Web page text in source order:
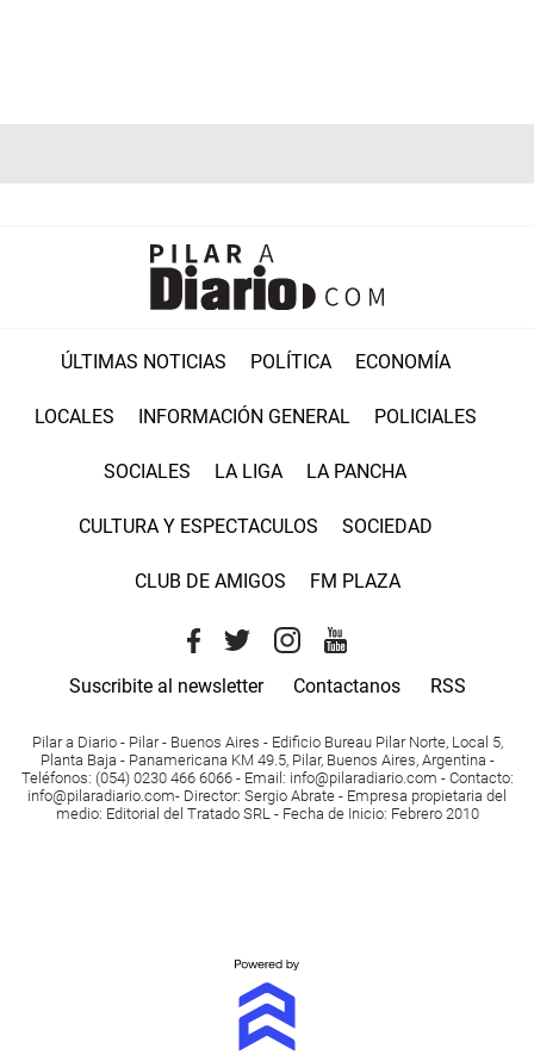
ÚLTIMAS NOTICIAS POLÍTICA ECONOMÍA
LOCALES INFORMACIÓN GENERAL POLICIALES
SOCIALES LA LIGA LA PANCHA
CULTURA Y ESPECTACULOS SOCIEDAD
CLUB DE AMIGOS FM PLAZA
Suscribite al newsletter Contactanos RSS
Pilar a Diario - Pilar - Buenos Aires - Edificio Bureau Pilar Norte, Local 5,
Planta Baja - Panamericana KM 49.5, Pilar, Buenos Aires, Argentina -
Teléfonos: (054) 0230 466 6066 - Email : info@pilaradiario.com - Contacto:
info@pilaradiario.com- Director: Sergio Abrate - Empresa propietaria del
medio: Editorial del Tratado SRL - Fecha de Inicio: Febrero 2010